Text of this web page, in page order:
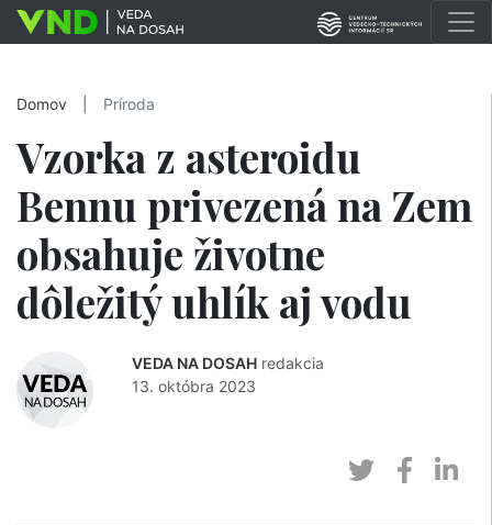
Domov Príroda
Vzorka z asteroidu
Bennu privezená na Zem
obsahuje životne
dôležitý uhlík aj vodu
VEDA NA DOSAH redakcia
13. októbra 2023